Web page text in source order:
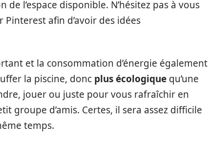
l’espace disponible. N’hésitez pas à vous
Pinterest afin d’avoir des idées
et la consommation d’énergie également
la piscine, donc plus écologique qu’une
jouer ou juste pour vous rafraîchir en
groupe d’amis. Certes, il sera assez difficile
temps.